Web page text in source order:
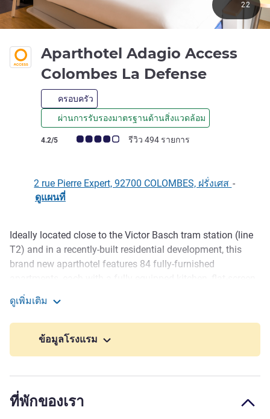
Aparthotel Adagio Access
Colombes La Defense
ครอบครัว
ผ่านการรับรองมาตรฐานด้านสิ่งแวดล้อม
คะแนนความคิดเห็นจากแขก (เรทติ้งบน ALL)
4.2/5 รีวิว 494 รายการ
22
2 rue Pierre Expert, 92700 COLOMBES, ฝรั่งเศส -
ดูแผนที่
รายละเอียด
Ideally located close to the Victor Basch tram station (line
T2) and in a recently-built residential development, this
brand new aparthotel features 84 fully-furnished
TV and free WIFI. For your added comfort, a fitness room
and optional private car park are available. La Défense is
less than 10 minutes away, and Pont de Bezons is just 4
minutes away. Shops and a hypermarket are located in
We're delighted to welcome you to our friendly
aparthotel, designed to offer comfort. Our team is attentive
to your needs and ready to assist you to make sure your
ดูเพิ่มเติม
ข้อมูลโรงแรม
ที่พักของเรา